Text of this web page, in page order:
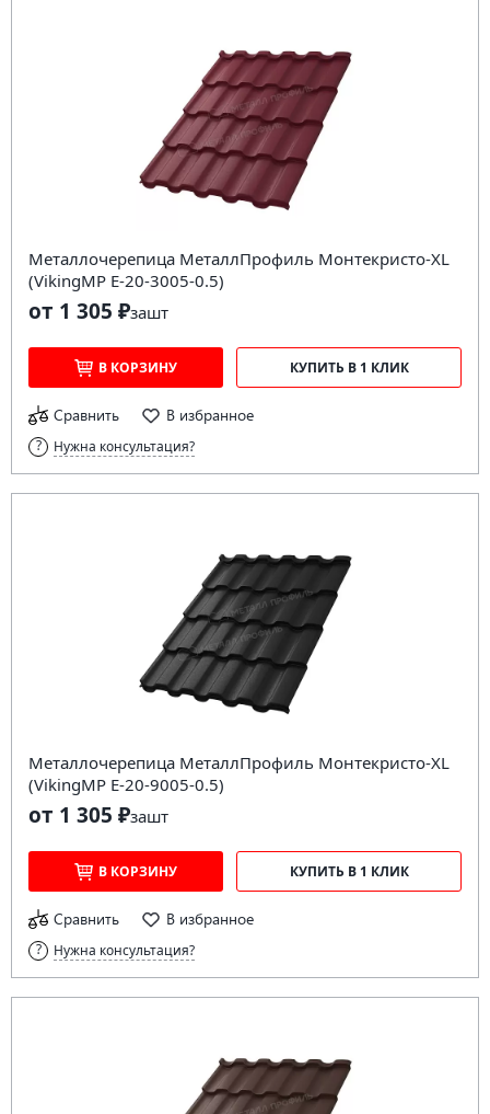
Металлочерепица МеталлПрофиль Монтекристо-XL
(VikingMP E-20-3005-0.5)
от 1 305 ₽зашт
В КОРЗИНУ КУПИТЬ В 1 КЛИК
Сравнить В избранное
Нужна консультация?
Металлочерепица МеталлПрофиль Монтекристо-XL
(VikingMP E-20-9005-0.5)
от 1 305 ₽зашт
В КОРЗИНУ КУПИТЬ В 1 КЛИК
Сравнить В избранное
Нужна консультация?